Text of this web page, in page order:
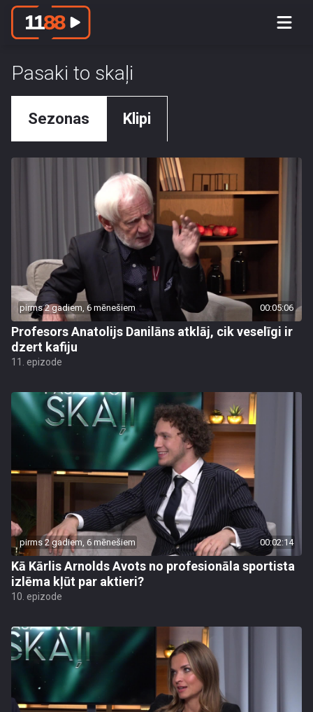
Pasaki to skaļi
Sezonas Klipi
pirms 2 gadiem, 6 mēnešiem 00:05:06
Profesors Anatolijs Danilāns atklāj, cik veselīgi ir
dzert kafiju
11. epizode
pirms 2 gadiem, 6 mēnešiem 00:02:14
Kā Kārlis Arnolds Avots no profesionāla sportista
izlēma kļūt par aktieri?
10. epizode